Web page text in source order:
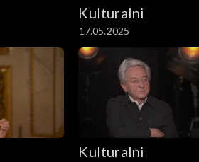
Kulturalni
17.05.2025
Kulturalni